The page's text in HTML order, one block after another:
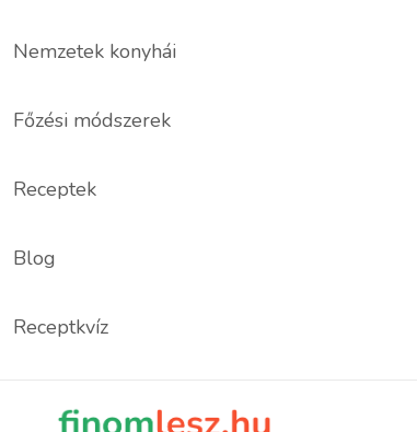
Nemzetek konyhái
Főzési módszerek
Receptek
Blog
Receptkvíz